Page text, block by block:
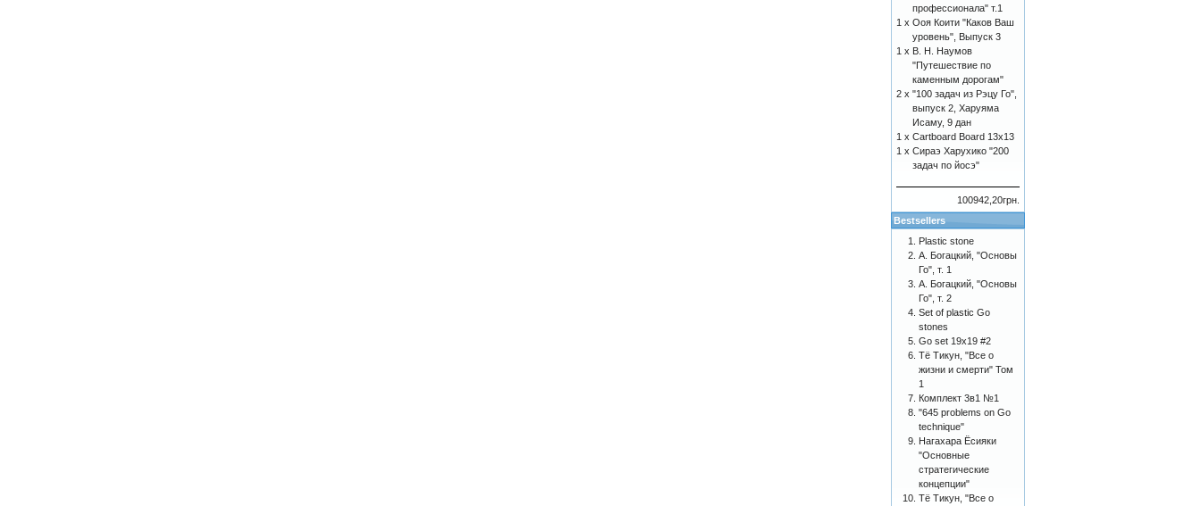
профессионала" т.1
1 x Ооя Коити "Каков Ваш
уровень", Выпуск 3
1 x В. Н. Наумов
"Путешествие по
каменным дорогам"
2 x "100 задач из Рэцу Го",
выпуск 2, Харуяма
Исаму, 9 дан
1 x Cartboard Board 13x13
1 x Сираэ Харухико "200
задач по йосэ"
100942,20грн.
Bestsellers
Plastic stone
А. Богацкий, "Основы
Го", т. 1
А. Богацкий, "Основы
Го", т. 2
Set of plastic Go
stones
Go set 19x19 #2
Тё Тикун, "Все о
жизни и смерти" Том
1
Комплект 3в1 №1
"645 problems on Go
technique"
Нагахара Ёсияки
"Основные
стратегические
концепции"
Тё Тикун, "Все о